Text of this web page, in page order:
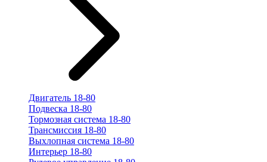
Двигатель 18-80
Подвеска 18-80
Тормозная система 18-80
Трансмиссия 18-80
Выхлопная система 18-80
Интерьер 18-80